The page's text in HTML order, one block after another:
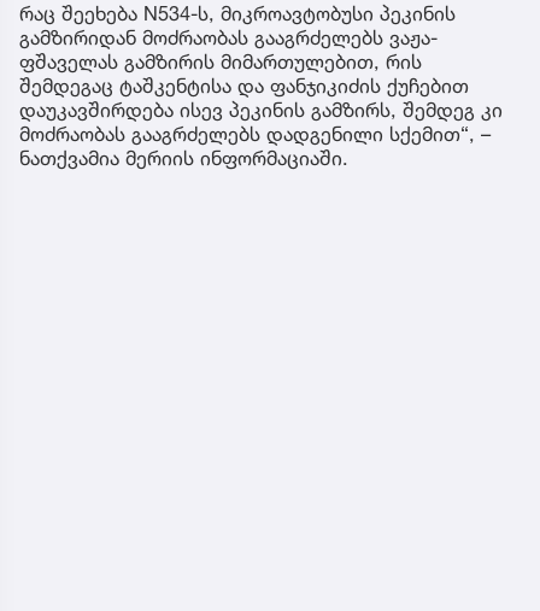
რაც შეეხება N534-ს, მიკროავტობუსი პეკინის
გამზირიდან მოძრაობას გააგრძელებს ვაჟა-
ფშაველას გამზირის მიმართულებით, რის
შემდეგაც ტაშკენტისა და ფანჯიკიძის ქუჩებით
დაუკავშირდება ისევ პეკინის გამზირს, შემდეგ კი
მოძრაობას გააგრძელებს დადგენილი სქემით“, –
ნათქვამია მერიის ინფორმაციაში.